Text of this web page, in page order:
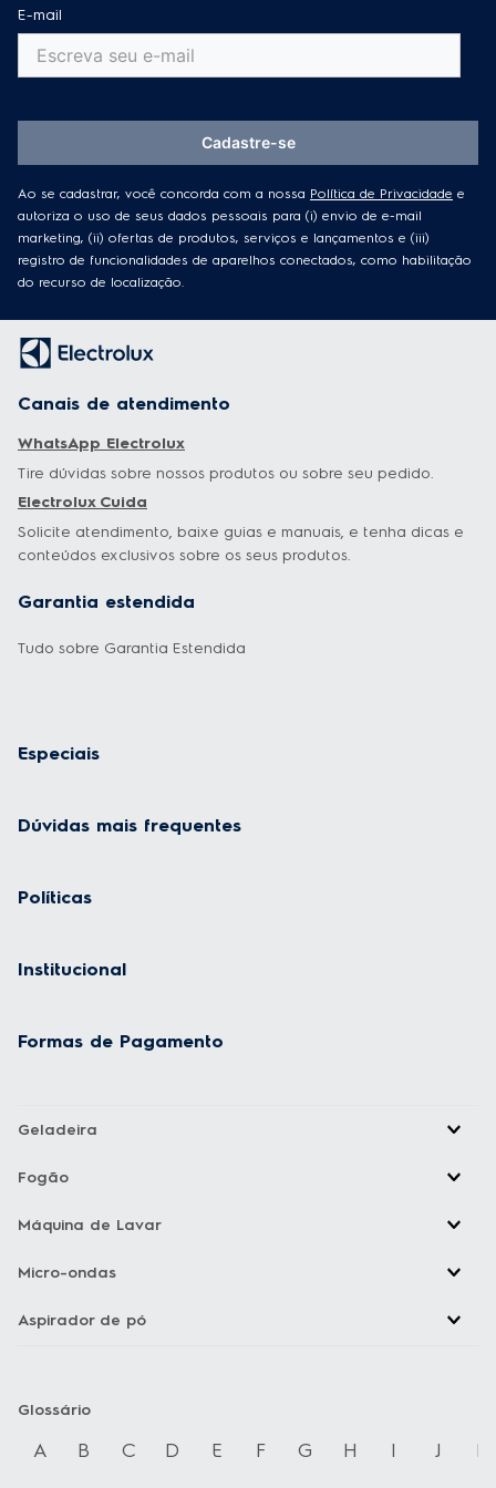
E-mail
Ao se cadastrar, você concorda com a nossa Política de Privacidade e
autoriza o uso de seus dados pessoais para (i) envio de e-mail
marketing, (ii) ofertas de produtos, serviços e lançamentos e (iii)
registro de funcionalidades de aparelhos conectados, como habilitação
do recurso de localização.
Cadastre-se
Canais de atendimento
WhatsApp Electrolux
Tire dúvidas sobre nossos produtos ou sobre seu pedido.
Electrolux Cuida
Solicite atendimento, baixe guias e manuais, e tenha dicas e
conteúdos exclusivos sobre os seus produtos.
Garantia estendida
Tudo sobre Garantia Estendida
Especiais
Dúvidas mais frequentes
Políticas
Institucional
Formas de Pagamento
Geladeira
Fogão
Máquina de Lavar
Micro-ondas
Aspirador de pó
Glossário
A B C D E F G H I J K